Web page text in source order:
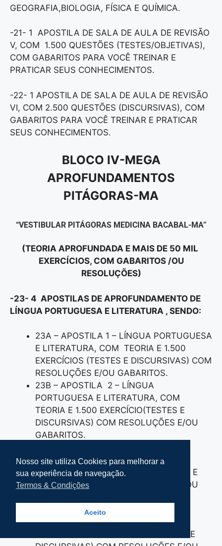
GEOGRAFIA,BIOLOGIA, FÍSICA E QUÍMICA.
-21- 1 APOSTILA DE SALA DE AULA DE REVISÃO
V, COM 1.500 QUESTÕES (TESTES/OBJETIVAS),
COM GABARITOS PARA VOCÊ TREINAR E
PRATICAR SEUS CONHECIMENTOS.
-22- 1 APOSTILA DE SALA DE AULA DE REVISÃO
VI, COM 2.500 QUESTÕES (DISCURSIVAS), COM
GABARITOS PARA VOCÊ TREINAR E PRATICAR
SEUS CONHECIMENTOS.
BLOCO IV-MEGA
APROFUNDAMENTOS
PITÁGORAS-MA
“VESTIBULAR PITÁGORAS MEDICINA BACABAL-MA”
(TEORIA APROFUNDADA E MAIS DE 50 MIL
EXERCÍCIOS, COM GABARITOS /OU
RESOLUÇÕES)
-23- 4 APOSTILAS DE APROFUNDAMENTO DE
LÍNGUA PORTUGUESA E LITERATURA , SENDO:
23A – APOSTILA 1 – LÍNGUA PORTUGUESA
E LITERATURA, COM TEORIA E 1.500
EXERCÍCIOS (TESTES E DISCURSIVAS) COM
RESOLUÇÕES E/OU GABARITOS.
23B – APOSTILA 2 – LÍNGUA
PORTUGUESA E LITERATURA, COM
TEORIA E 1.500 EXERCÍCIO(TESTES E
DISCURSIVAS) COM RESOLUÇÕES E/OU
GABARITOS.
PORTUGUESA E LITERATURA, COM
TEORIA E 1.500 EXERCÍCIOS (TESTES E
DISCURSIVAS) COM RESOLUÇÕES E/OU
23D – APOSTILA 4 – LÍNGUA
PORTUGUESA E LITERATURA, COM
TEORIA E 1.500 EXERCÍCIOS (TESTES E
Nosso site utiliza Cookies para melhorar a
sua experiência de navegação.
Termos & Condições
Aceito